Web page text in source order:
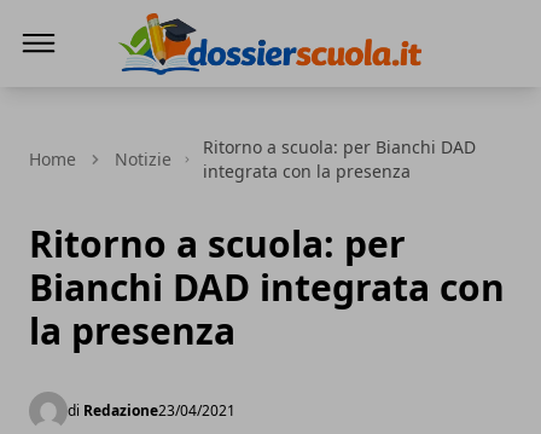
Home Notizie
Ritorno a scuola: per Bianchi DAD
integrata con la presenza
Ritorno a scuola: per
Bianchi DAD integrata con
la presenza
di Redazione23/04/2021